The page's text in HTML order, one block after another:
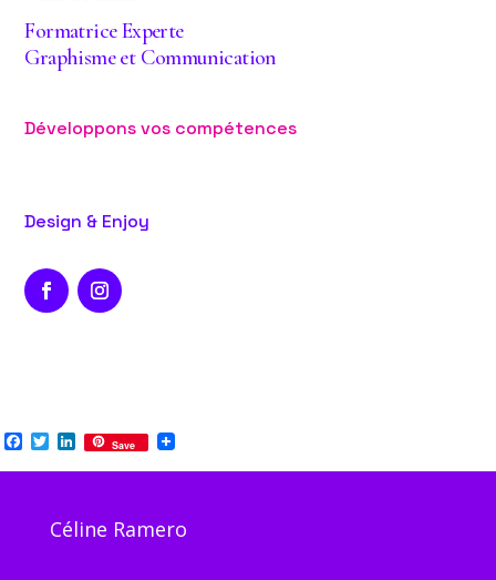
Formatrice Experte
Graphisme et Communication
Développons vos compétences
Design & Enjoy
Facebook
TwitterLinkedIn
Save
Céline Ramero